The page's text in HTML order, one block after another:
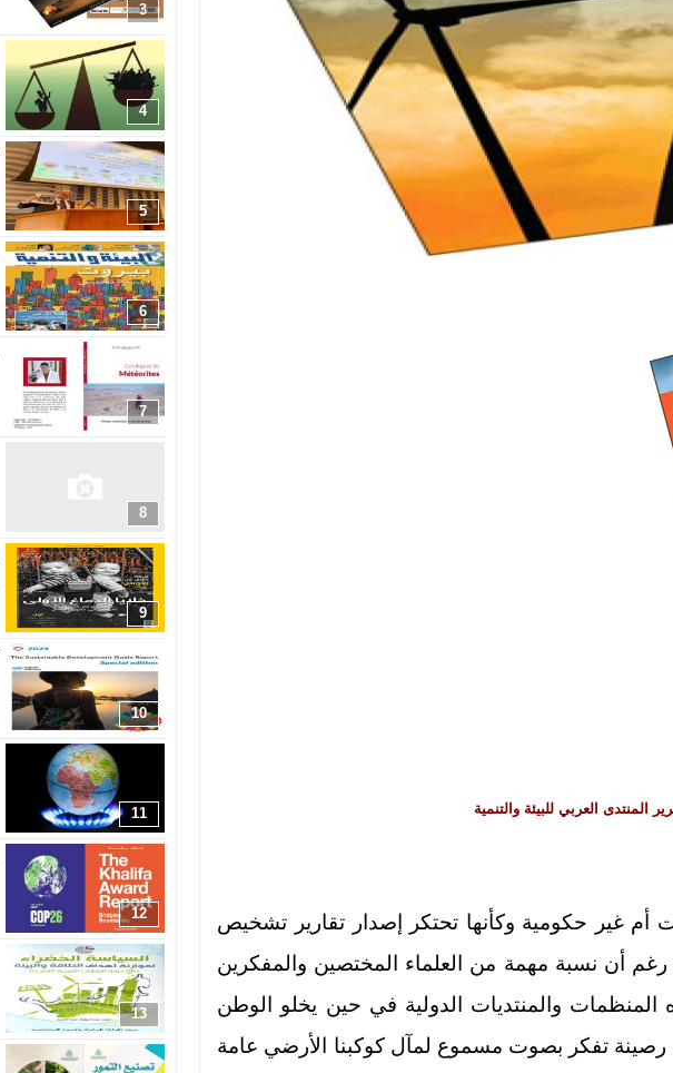
المنتدى العربي للبيئة والتنمية
أم غير حكومية وكأنها تحتكر إصدار تقارير تشخيص
رغم أن نسبة مهمة من العلماء المختصين والمفكرين
والمنتديات الدولية في حين يخلو الوطن
رصينة تفكر بصوت مسموع لمآل كوكبنا الأرضي عامة
3
4
5
6
7
8
9
10
11
12
13